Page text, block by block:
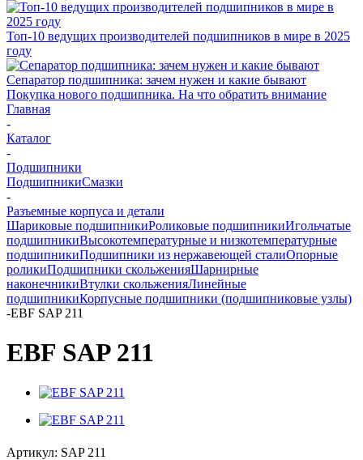
Топ-10 ведущих производителей подшипников в мире в 2025
году
Сепаратор подшипника: зачем нужен и какие бывают
Покупка нового подшипника. На что обратить внимание
Главная
-
Каталог
-
Подшипники
ПодшипникиСмазки
-
Разъемные корпуса и детали
Шариковые подшипникиРоликовые подшипникиИгольчатые
подшипникиВысокотемпературные и низкотемпературные
подшипникиПодшипники из нержавеющей сталиОпорные
роликиПодшипники скольженияШарнирные
наконечникиВтулки скольженияЛинейные
подшипникиКорпусные подшипники (подшипниковые узлы)
-EBF SAP 211
EBF SAP 211
Артикул: SAP 211